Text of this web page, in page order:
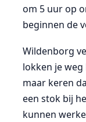
om 5 uur op
beginnen de
Wildenborg
lokken je
maar keren
een stok bij
kunnen